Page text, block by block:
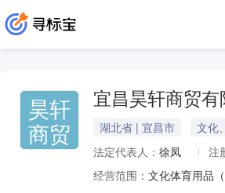
昊轩
商贸
宜昌昊轩商贸有
湖北省 | 宜昌市 文化
法定代表人： 徐凤 注
经营范围：